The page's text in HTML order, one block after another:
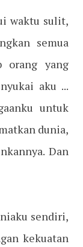
waktu sulit,
semua
orang yang
aku ...
untuk
dunia,
Dan
sendiri,
kekuatan